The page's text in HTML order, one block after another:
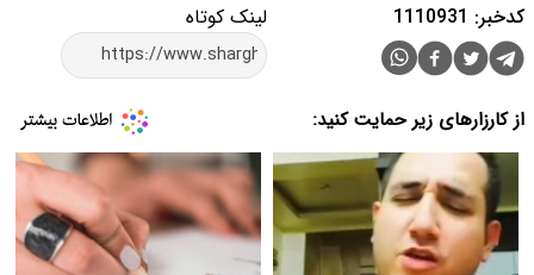
لینک کوتاه کدخبر: 1110931
از کارزارهای زیر حمایت کنید: